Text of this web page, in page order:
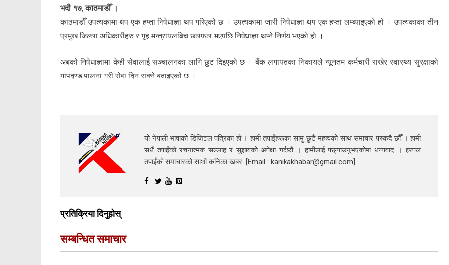
भदौ १७, काठमाडौँ ।
काठमाडौँ उपत्यकामा थप एक हप्ता निषेधाज्ञा थप गरिएको छ । उपत्यकामा जारी निषेधाज्ञा थप एक हप्ता लम्ब्याइएको हो । उपत्यकाका तीन
प्रमुख जिल्ला अधिकारीहरु र गृह मन्त्रायलबिच छलफल भएपछि निषेधाज्ञा थप्ने निर्णय भएको हो ।
अबको निषेधाज्ञामा केही सेवालाई सञ्चालनका लागि छुट दिइएको छ । बैंक लगायतका निकायले न्यूनतम कर्मचारी राखेर स्वास्थ्य सुरक्षाको
मापदण्ड पालना गरी सेवा दिन सक्ने बताइएको छ ।
यो नेपाली भाषाको डिजिटल पत्रिका हो । हामी तपाईंहरूका सामु छुटै महत्वको साथ समाचार पस्कदै छौँँ । हामी
सधैं तपाईंको रचनात्मक सल्लाह र सुझावको अपेक्षा गर्दछौं । हामीलाई पछ्याउनुभएकोमा धन्यवाद । हरपल
तपाईंको समाचारको साथी कनिका खबर [Email : kanikakhabar@gmail.com]
प्रतिक्रिया दिनुहोस्
सम्बन्धित समाचार